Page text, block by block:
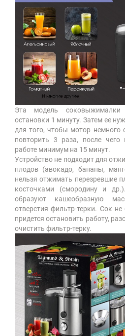
Эта модель
остановки 1 минуту. Затем ее
для того, чтобы мотор
повторить 3 раза, после
работе минимум на 15 минут.
Устройство не подходит для
плодов (авокадо, бананы,
нельзя отжимать перезревшие
косточками (смородину и
образуют кашеобразную
отверстия фильтр-терки. Сок
придется остановить работу,
очистить фильтр-терку.